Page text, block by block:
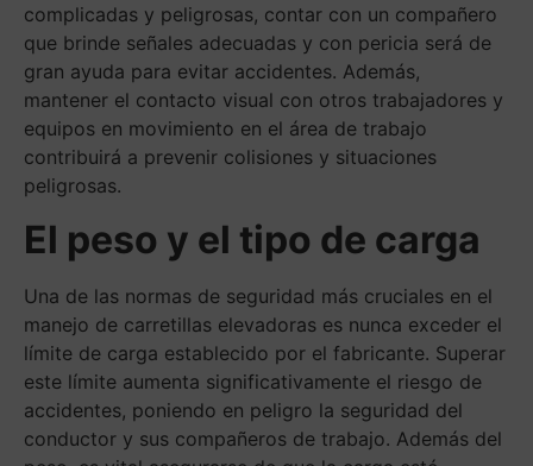
complicadas y peligrosas, contar con un compañero
que brinde señales adecuadas y con pericia será de
gran ayuda para evitar accidentes. Además,
mantener el contacto visual con otros trabajadores y
equipos en movimiento en el área de trabajo
contribuirá a prevenir colisiones y situaciones
peligrosas.
El peso y el tipo de carga
Una de las normas de seguridad más cruciales en el
manejo de carretillas elevadoras es nunca exceder el
límite de carga establecido por el fabricante. Superar
este límite aumenta significativamente el riesgo de
accidentes, poniendo en peligro la seguridad del
conductor y sus compañeros de trabajo. Además del